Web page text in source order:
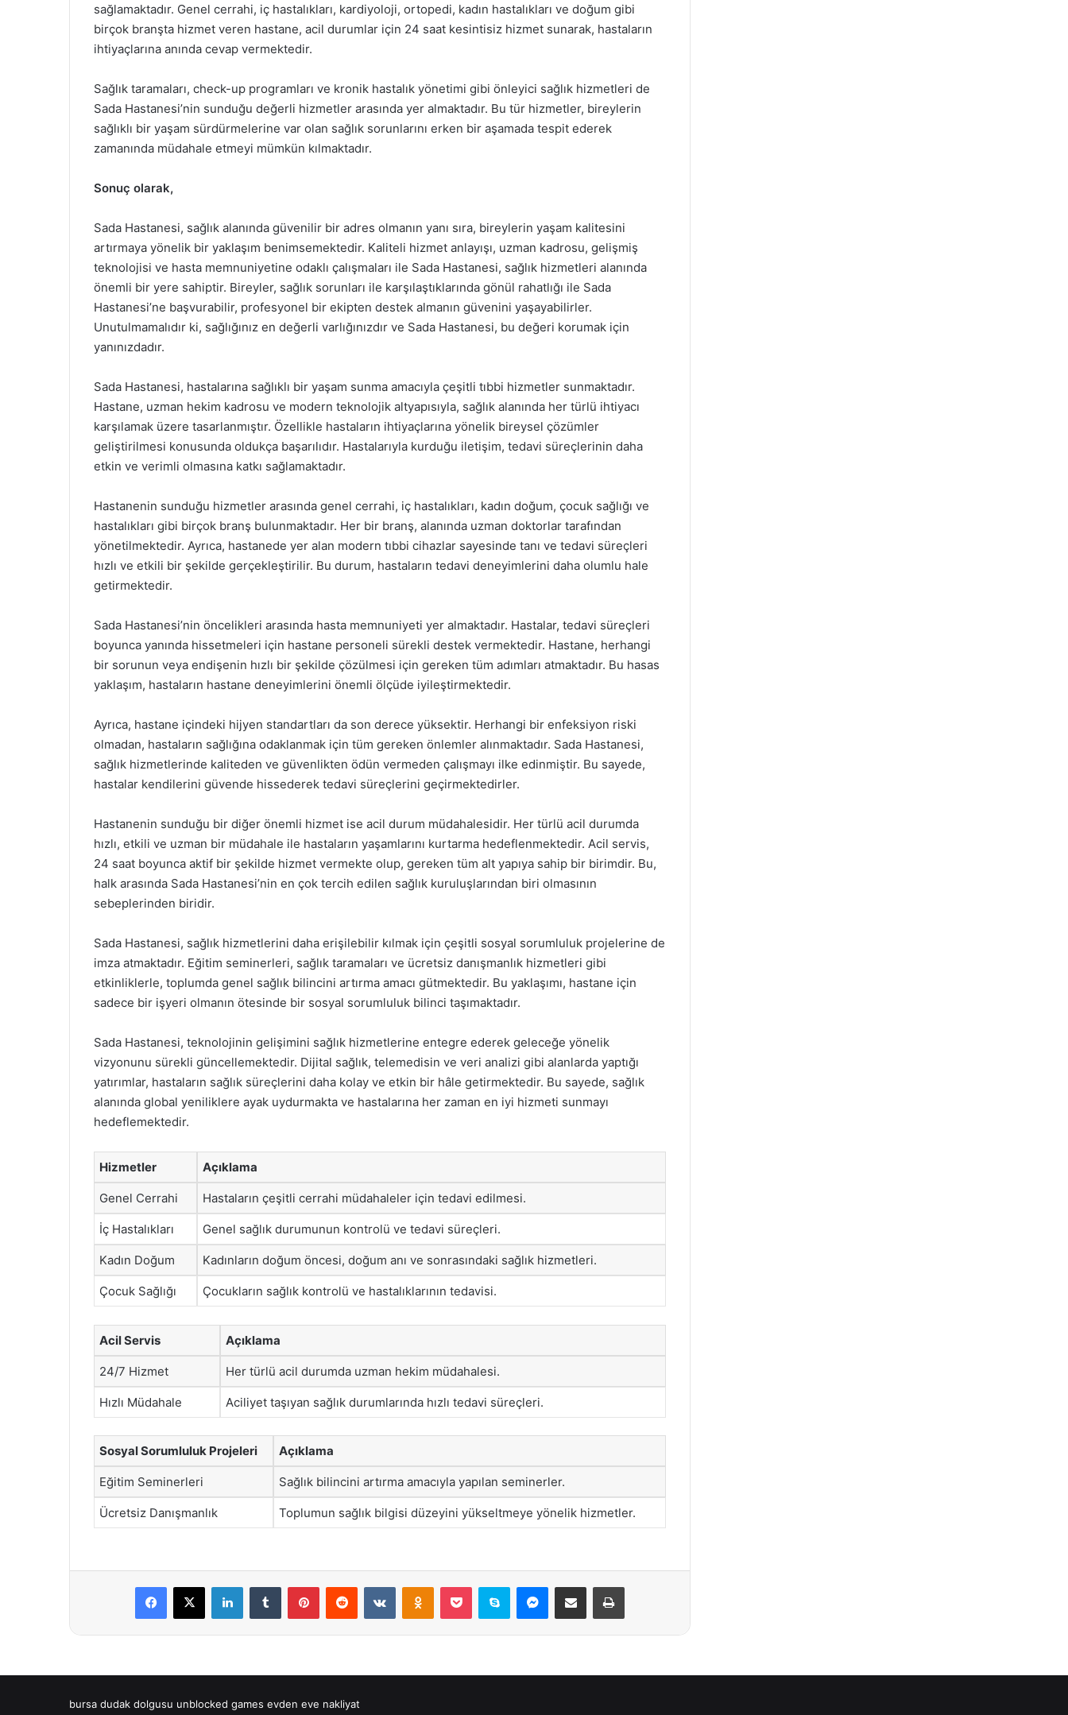
sağlamaktadır. Genel cerrahi, iç hastalıkları, kardiyoloji, ortopedi, kadın hastalıkları ve doğum gibi
birçok branşta hizmet veren hastane, acil durumlar için 24 saat kesintisiz hizmet sunarak, hastaların
ihtiyaçlarına anında cevap vermektedir.
Sağlık taramaları, check-up programları ve kronik hastalık yönetimi gibi önleyici sağlık hizmetleri de
Sada Hastanesi’nin sunduğu değerli hizmetler arasında yer almaktadır. Bu tür hizmetler, bireylerin
sağlıklı bir yaşam sürdürmelerine var olan sağlık sorunlarını erken bir aşamada tespit ederek
zamanında müdahale etmeyi mümkün kılmaktadır.
Sonuç olarak,
Sada Hastanesi, sağlık alanında güvenilir bir adres olmanın yanı sıra, bireylerin yaşam kalitesini
artırmaya yönelik bir yaklaşım benimsemektedir. Kaliteli hizmet anlayışı, uzman kadrosu, gelişmiş
teknolojisi ve hasta memnuniyetine odaklı çalışmaları ile Sada Hastanesi, sağlık hizmetleri alanında
önemli bir yere sahiptir. Bireyler, sağlık sorunları ile karşılaştıklarında gönül rahatlığı ile Sada
Hastanesi’ne başvurabilir, profesyonel bir ekipten destek almanın güvenini yaşayabilirler.
Unutulmamalıdır ki, sağlığınız en değerli varlığınızdır ve Sada Hastanesi, bu değeri korumak için
yanınızdadır.
Sada Hastanesi, hastalarına sağlıklı bir yaşam sunma amacıyla çeşitli tıbbi hizmetler sunmaktadır.
Hastane, uzman hekim kadrosu ve modern teknolojik altyapısıyla, sağlık alanında her türlü ihtiyacı
karşılamak üzere tasarlanmıştır. Özellikle hastaların ihtiyaçlarına yönelik bireysel çözümler
geliştirilmesi konusunda oldukça başarılıdır. Hastalarıyla kurduğu iletişim, tedavi süreçlerinin daha
etkin ve verimli olmasına katkı sağlamaktadır.
Hastanenin sunduğu hizmetler arasında genel cerrahi, iç hastalıkları, kadın doğum, çocuk sağlığı ve
hastalıkları gibi birçok branş bulunmaktadır. Her bir branş, alanında uzman doktorlar tarafından
yönetilmektedir. Ayrıca, hastanede yer alan modern tıbbi cihazlar sayesinde tanı ve tedavi süreçleri
hızlı ve etkili bir şekilde gerçekleştirilir. Bu durum, hastaların tedavi deneyimlerini daha olumlu hale
getirmektedir.
Sada Hastanesi’nin öncelikleri arasında hasta memnuniyeti yer almaktadır. Hastalar, tedavi süreçleri
boyunca yanında hissetmeleri için hastane personeli sürekli destek vermektedir. Hastane, herhangi
bir sorunun veya endişenin hızlı bir şekilde çözülmesi için gereken tüm adımları atmaktadır. Bu hasas
yaklaşım, hastaların hastane deneyimlerini önemli ölçüde iyileştirmektedir.
Ayrıca, hastane içindeki hijyen standartları da son derece yüksektir. Herhangi bir enfeksiyon riski
olmadan, hastaların sağlığına odaklanmak için tüm gereken önlemler alınmaktadır. Sada Hastanesi,
sağlık hizmetlerinde kaliteden ve güvenlikten ödün vermeden çalışmayı ilke edinmiştir. Bu sayede,
hastalar kendilerini güvende hissederek tedavi süreçlerini geçirmektedirler.
Hastanenin sunduğu bir diğer önemli hizmet ise acil durum müdahalesidir. Her türlü acil durumda
hızlı, etkili ve uzman bir müdahale ile hastaların yaşamlarını kurtarma hedeflenmektedir. Acil servis,
24 saat boyunca aktif bir şekilde hizmet vermekte olup, gereken tüm alt yapıya sahip bir birimdir. Bu,
halk arasında Sada Hastanesi’nin en çok tercih edilen sağlık kuruluşlarından biri olmasının
sebeplerinden biridir.
Sada Hastanesi, sağlık hizmetlerini daha erişilebilir kılmak için çeşitli sosyal sorumluluk projelerine de
imza atmaktadır. Eğitim seminerleri, sağlık taramaları ve ücretsiz danışmanlık hizmetleri gibi
etkinliklerle, toplumda genel sağlık bilincini artırma amacı gütmektedir. Bu yaklaşımı, hastane için
sadece bir işyeri olmanın ötesinde bir sosyal sorumluluk bilinci taşımaktadır.
Sada Hastanesi, teknolojinin gelişimini sağlık hizmetlerine entegre ederek geleceğe yönelik
vizyonunu sürekli güncellemektedir. Dijital sağlık, telemedisin ve veri analizi gibi alanlarda yaptığı
yatırımlar, hastaların sağlık süreçlerini daha kolay ve etkin bir hâle getirmektedir. Bu sayede, sağlık
alanında global yeniliklere ayak uydurmakta ve hastalarına her zaman en iyi hizmeti sunmayı
hedeflemektedir.
Hizmetler Açıklama
Genel Cerrahi Hastaların çeşitli cerrahi müdahaleler için tedavi edilmesi.
İç Hastalıkları Genel sağlık durumunun kontrolü ve tedavi süreçleri.
Kadın Doğum Kadınların doğum öncesi, doğum anı ve sonrasındaki sağlık hizmetleri.
Çocuk Sağlığı Çocukların sağlık kontrolü ve hastalıklarının tedavisi.
Acil Servis Açıklama
24/7 Hizmet Her türlü acil durumda uzman hekim müdahalesi.
Hızlı Müdahale Aciliyet taşıyan sağlık durumlarında hızlı tedavi süreçleri.
Sosyal Sorumluluk Projeleri Açıklama
Eğitim Seminerleri Sağlık bilincini artırma amacıyla yapılan seminerler.
Ücretsiz Danışmanlık Toplumun sağlık bilgisi düzeyini yükseltmeye yönelik hizmetler.
Facebook
X LinkedInTumblr PinterestReddit VKontakteOdnoklassniki
Pocket Skype Messenger
E-Posta ile paylaş Yazdır
bursa dudak dolgusu unblocked games evden eve nakliyat